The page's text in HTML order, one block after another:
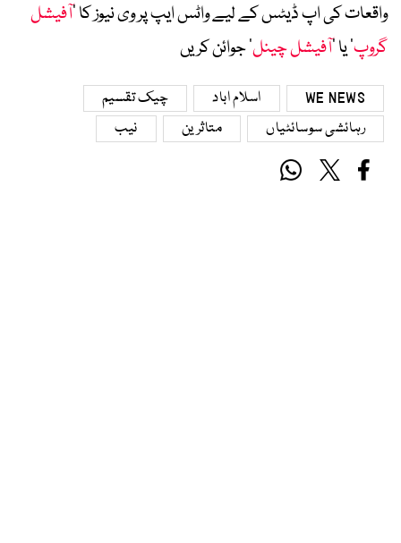
واقعات کی اپ ڈیٹس کے لیے واٹس ایپ پر وی نیوز کا ’آفیشل
گروپ‘ یا ’آفیشل چینل‘ جوائن کریں
WE NEWS اسلام اباد
چیک تقسیم
رہائشی سوسائٹیاں
متاثرین نیب